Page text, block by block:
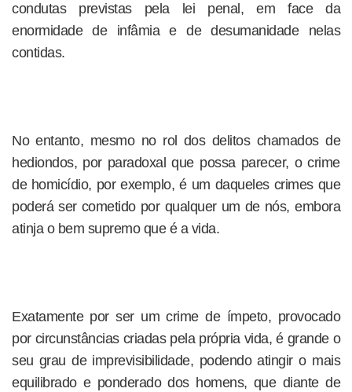
condutas previstas pela lei penal, em face da
enormidade de infâmia e de desumanidade nelas
contidas.
No entanto, mesmo no rol dos delitos chamados de
hediondos, por paradoxal que possa parecer, o crime
de homicídio, por exemplo, é um daqueles crimes que
poderá ser cometido por qualquer um de nós, embora
atinja o bem supremo que é a vida.
Exatamente por ser um crime de ímpeto, provocado
por circunstâncias criadas pela própria vida, é grande o
seu grau de imprevisibilidade, podendo atingir o mais
equilibrado e ponderado dos homens, que diante de